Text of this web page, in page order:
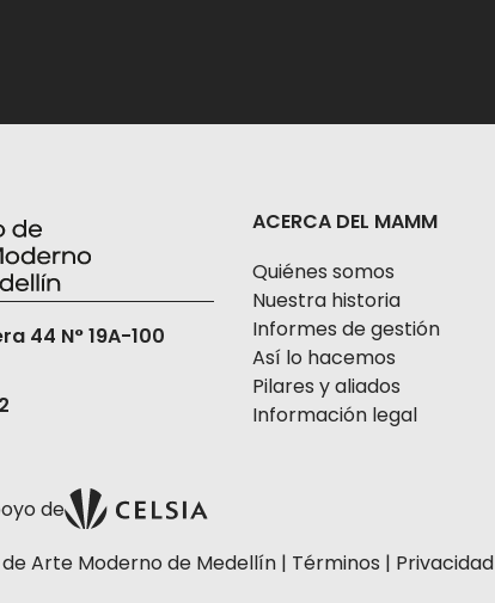
44 N° 19A-100
ACERCA DEL MAMM
Quiénes somos
Nuestra historia
Informes de gestión
Así lo hacemos
Pilares y aliados
Información legal
de
Arte Moderno de Medellín | Términos | Privacidad